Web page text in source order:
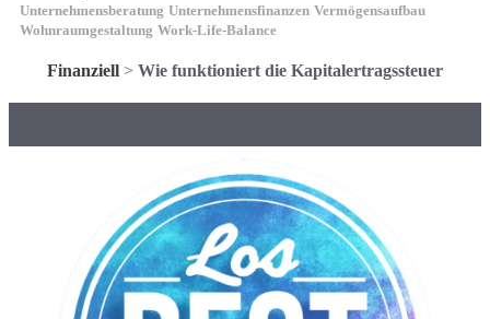
Unternehmensberatung Unternehmensfinanzen Vermögensaufbau
Wohnraumgestaltung Work-Life-Balance
Finanziell > Wie funktioniert die Kapitalertragssteuer